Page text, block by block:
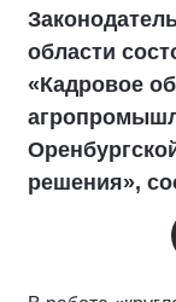
области
«Кадровое
решения»,